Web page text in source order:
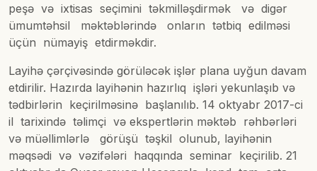
peşə və ixtisas seçimini təkmilləşdirmək və digər
ümumtəhsil məktəblərində onların tətbiq edilməsi
üçün nümayiş etdirməkdir.
Layihə çərçivəsində görüləcək işlər plana uyğun davam
etdirilir. Hazırda layihənin hazırlıq işləri yekunlaşıb və
tədbirlərin keçirilməsinə başlanılıb. 14 oktyabr 2017-ci
il tarixində təlimçi və ekspertlərin məktəb rəhbərləri
və müəllimlərlə görüşü təşkil olunub, layihənin
məqsədi və vəzifələri haqqında seminar keçirilib. 21